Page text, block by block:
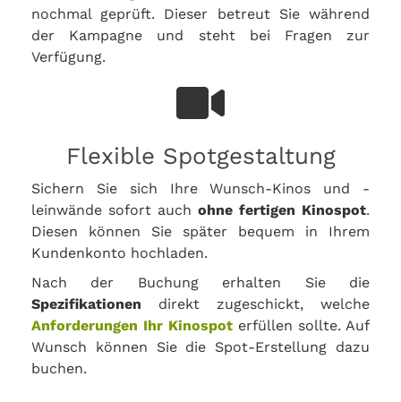
nochmal geprüft. Dieser betreut Sie während
der Kampagne und steht bei Fragen zur
Verfügung.
Flexible Spotgestaltung
Sichern Sie sich Ihre Wunsch-Kinos und -
leinwände sofort auch ohne fertigen Kinospot.
Diesen können Sie später bequem in Ihrem
Kundenkonto hochladen.
Nach der Buchung erhalten Sie die
Spezifikationen direkt zugeschickt, welche
Anforderungen Ihr Kinospot erfüllen sollte. Auf
Wunsch können Sie die Spot-Erstellung dazu
buchen.